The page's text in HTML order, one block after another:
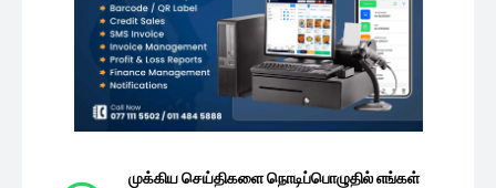
முக்கிய செய்திகளை நொடிப்பொழுதில் எங்கள்